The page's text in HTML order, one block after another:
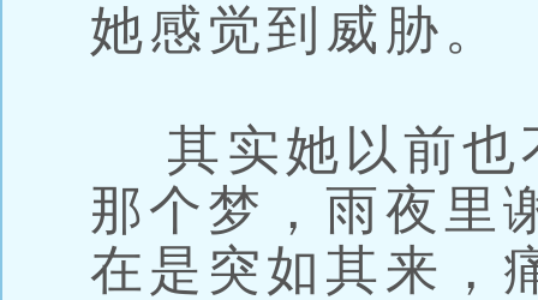
她感觉到威胁。
其实她以前也
那个梦，雨夜里
在是突如其来，